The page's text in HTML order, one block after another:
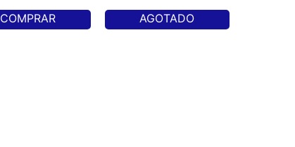
COMPRAR AGOTADO